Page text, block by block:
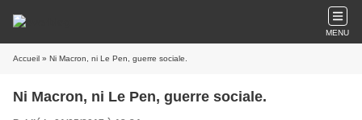
MENU
Accueil » Ni Macron, ni Le Pen, guerre sociale.
Ni Macron, ni Le Pen, guerre sociale.